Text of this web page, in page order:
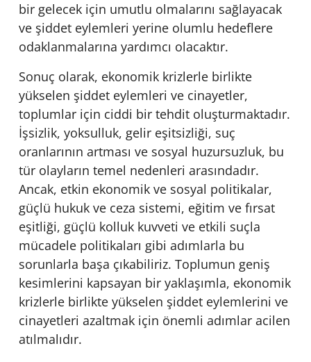
bir gelecek için umutlu olmalarını sağlayacak
ve şiddet eylemleri yerine olumlu hedeflere
odaklanmalarına yardımcı olacaktır.
Sonuç olarak, ekonomik krizlerle birlikte
yükselen şiddet eylemleri ve cinayetler,
toplumlar için ciddi bir tehdit oluşturmaktadır.
İşsizlik, yoksulluk, gelir eşitsizliği, suç
oranlarının artması ve sosyal huzursuzluk, bu
tür olayların temel nedenleri arasındadır.
Ancak, etkin ekonomik ve sosyal politikalar,
güçlü hukuk ve ceza sistemi, eğitim ve fırsat
eşitliği, güçlü kolluk kuvveti ve etkili suçla
mücadele politikaları gibi adımlarla bu
sorunlarla başa çıkabiliriz. Toplumun geniş
kesimlerini kapsayan bir yaklaşımla, ekonomik
krizlerle birlikte yükselen şiddet eylemlerini ve
cinayetleri azaltmak için önemli adımlar acilen
atılmalıdır.